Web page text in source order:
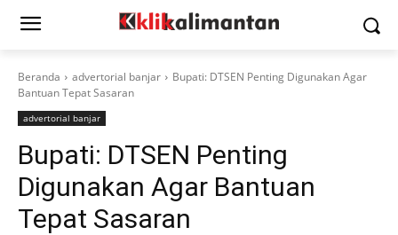
Beranda advertorial banjar
Bupati: DTSEN Penting Digunakan Agar
Bantuan Tepat Sasaran
advertorial banjar
Bupati: DTSEN Penting
Digunakan Agar Bantuan
Tepat Sasaran